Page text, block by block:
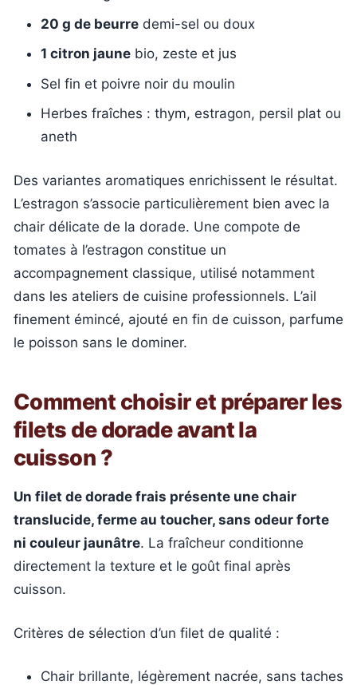
20 g de beurre demi-sel ou doux
1 citron jaune bio, zeste et jus
Sel fin et poivre noir du moulin
Herbes fraîches : thym, estragon, persil plat ou
aneth
Des variantes aromatiques enrichissent le résultat.
L’estragon s’associe particulièrement bien avec la
chair délicate de la dorade. Une compote de
tomates à l’estragon constitue un
accompagnement classique, utilisé notamment
dans les ateliers de cuisine professionnels. L’ail
finement émincé, ajouté en fin de cuisson, parfume
le poisson sans le dominer.
Comment choisir et préparer les
filets de dorade avant la
cuisson ?
Un filet de dorade frais présente une chair
translucide, ferme au toucher, sans odeur forte
ni couleur jaunâtre. La fraîcheur conditionne
directement la texture et le goût final après
cuisson.
Critères de sélection d’un filet de qualité :
Chair brillante, légèrement nacrée, sans taches